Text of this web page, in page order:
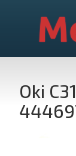
Oki